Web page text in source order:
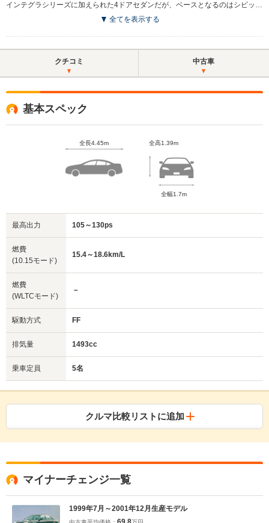
インテグラシリーズに加えられた4ドアセダンだが、ベースとなるのはシビックフェリオ。基本コンポーネンツはフェリオ譲りだが、ヘッドライトやフロントグリル、リアランプはSJオリジナルのデザインとなる。4輪ダブルウィッシュボーン式サスペンションに2タイプの1.5Lの直4VTECエンジンを搭載。駆動方式はFFのみだが、ミッションはエンジンやグレードによって5MT／4AT／CVTを使い分ける。(1996.3)
全てを表示する
クチコミ 中古車
基本スペック
全長4.45m 全高1.39m
全幅1.7m
最高出力 105～130ps
燃費
(10.15モード)
15.4～18.6km/L
燃費
(WLTCモード)
－
駆動方式 FF
排気量 1493cc
乗車定員 5名
クルマ比較リストに追加
マイナーチェンジ一覧
1999年7月～2001年12月生産モデル